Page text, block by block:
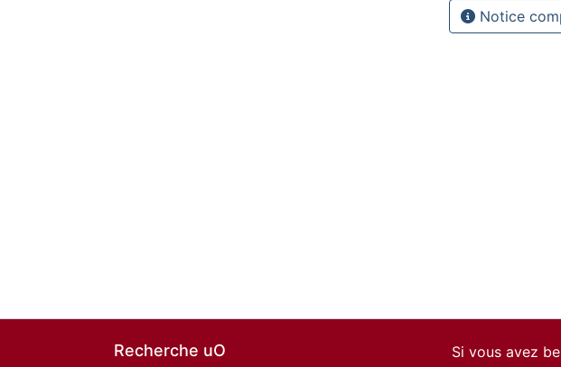
Notice
Recherche uO
Si vous avez